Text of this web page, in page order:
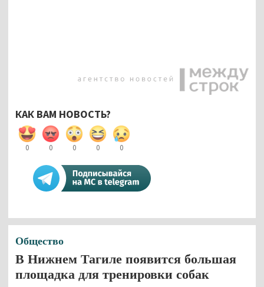
КАК ВАМ НОВОСТЬ?
0 0 0 0 0
Общество
В Нижнем Тагиле появится большая
площадка для тренировки собак